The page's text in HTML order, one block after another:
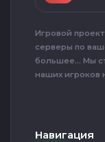
Игровой проект
серверы по
большее... Мы
наших
Навигация